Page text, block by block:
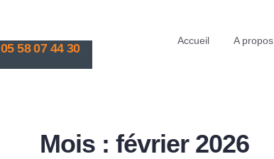
05 58 07 44 30
Accueil A propos
Mois : février 2026